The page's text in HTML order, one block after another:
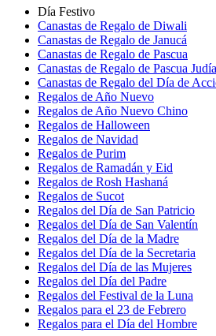
Día Festivo
Canastas de Regalo de Diwali
Canastas de Regalo de Janucá
Canastas de Regalo de Pascua
Canastas de Regalo de Pascua Judía
Canastas de Regalo del Día de
Regalos de Año Nuevo
Regalos de Año Nuevo Chino
Regalos de Halloween
Regalos de Navidad
Regalos de Purim
Regalos de Ramadán y Eid
Regalos de Rosh Hashaná
Regalos de Sucot
Regalos del Día de San Patricio
Regalos del Día de San Valentín
Regalos del Día de la Madre
Regalos del Día de la Secretaria
Regalos del Día de las Mujeres
Regalos del Día del Padre
Regalos del Festival de la Luna
Regalos para el 23 de Febrero
Regalos para el Día del Hombre